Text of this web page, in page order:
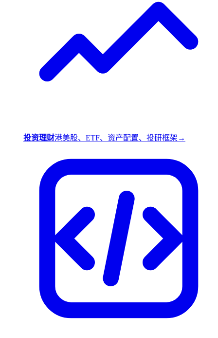
投资理财港美股、ETF、资产配置、投研框架 →